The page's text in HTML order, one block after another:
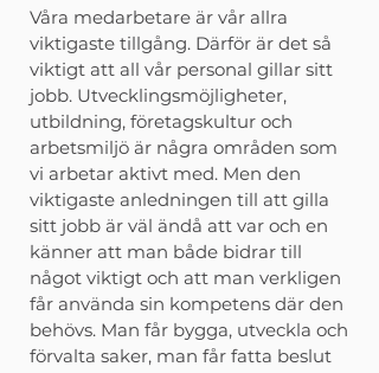
Våra medarbetare är vår allra
viktigaste tillgång. Därför är det så
viktigt att all vår personal gillar sitt
jobb. Utvecklingsmöjligheter,
utbildning, företagskultur och
arbetsmiljö är några områden som
vi arbetar aktivt med. Men den
viktigaste anledningen till att gilla
sitt jobb är väl ändå att var och en
känner att man både bidrar till
något viktigt och att man verkligen
får använda sin kompetens där den
behövs. Man får bygga, utveckla och
förvalta saker, man får fatta beslut